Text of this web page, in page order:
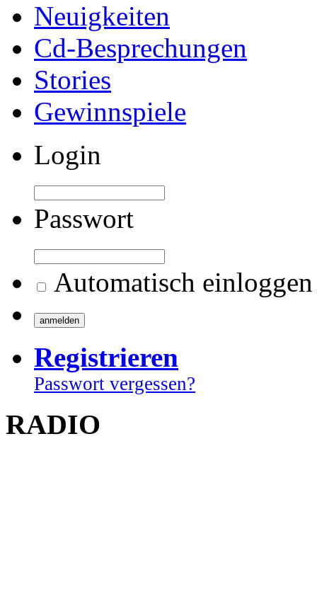
Neuigkeiten
Cd-Besprechungen
Stories
Gewinnspiele
Login
Passwort
Automatisch einloggen
Registrieren
Passwort vergessen?
RADIO